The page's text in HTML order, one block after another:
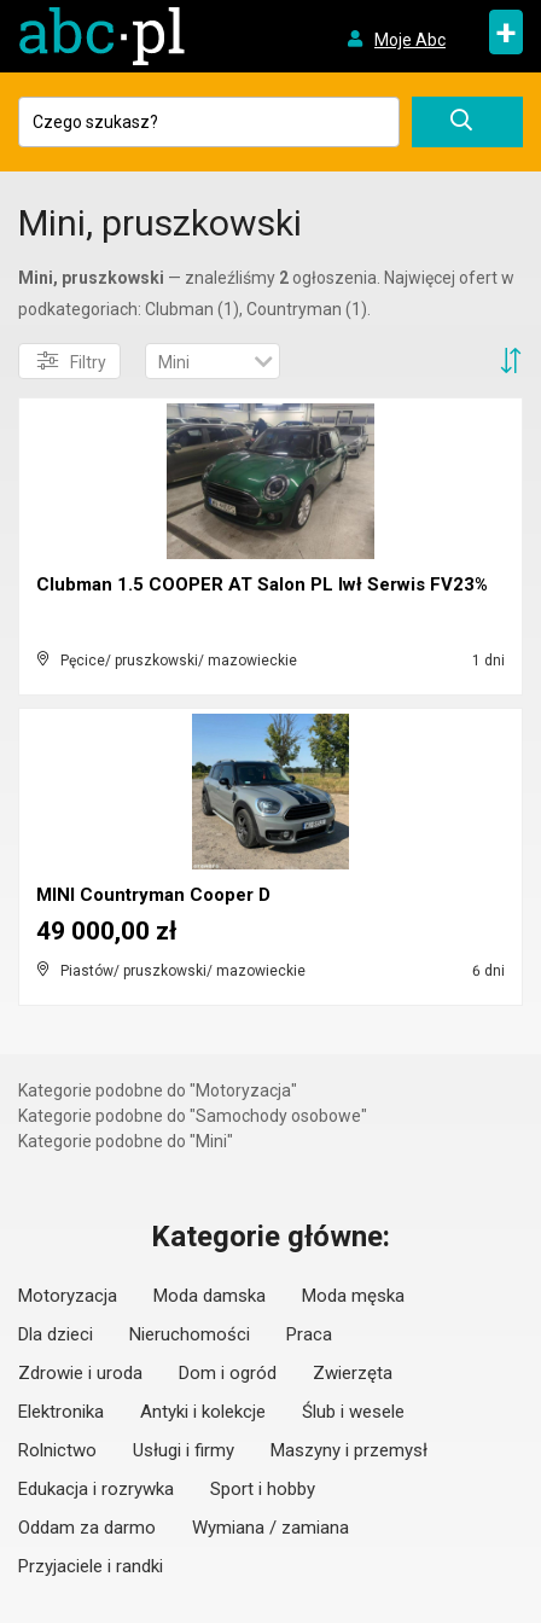
Moje Abc +
Mini, pruszkowski
Mini, pruszkowski — znaleźliśmy 2 ogłoszenia. Najwięcej ofert w
podkategoriach: Clubman (1), Countryman (1).
Filtry Mini
Clubman 1.5 COOPER AT Salon PL Iwł Serwis FV23%
Pęcice/ pruszkowski/ mazowieckie 1 dni
MINI Countryman Cooper D
Piastów/ pruszkowski/ mazowieckie 6 dni
49 000,00 zł
Kategorie podobne do "Motoryzacja"
Kategorie podobne do "Samochody osobowe"
Kategorie podobne do "Mini"
Kategorie główne:
Motoryzacja Moda damska
Moda męska
Dla dzieci
Nieruchomości
Praca
Zdrowie i uroda
Dom i ogród
Zwierzęta
Elektronika
Antyki i kolekcje
Ślub i wesele
Rolnictwo
Usługi i firmy
Maszyny i przemysł
Edukacja i rozrywka
Sport i hobby
Oddam za darmo
Wymiana / zamiana
Przyjaciele i randki